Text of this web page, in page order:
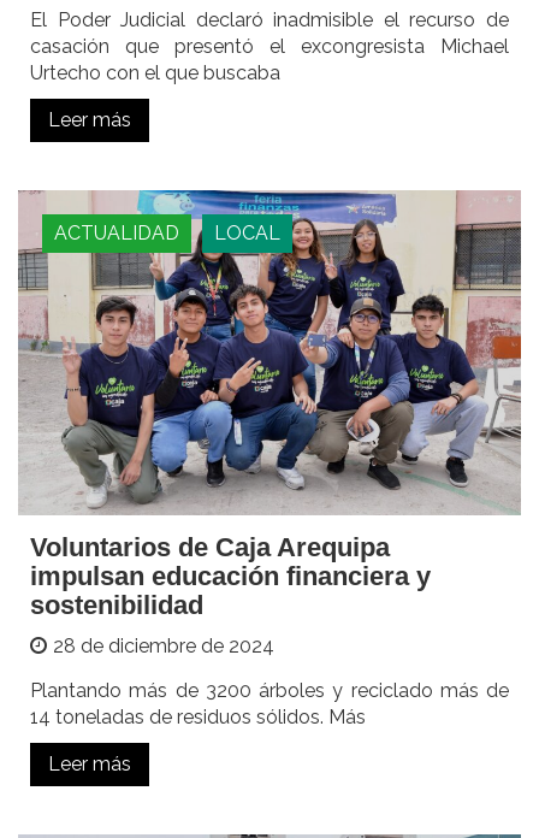
El Poder Judicial declaró inadmisible el recurso de
casación que presentó el excongresista Michael
Urtecho con el que buscaba
Leer más
ACTUALIDAD LOCAL
Voluntarios de Caja Arequipa
impulsan educación financiera y
sostenibilidad
28 de diciembre de 2024
Plantando más de 3200 árboles y reciclado más de
14 toneladas de residuos sólidos. Más
Leer más